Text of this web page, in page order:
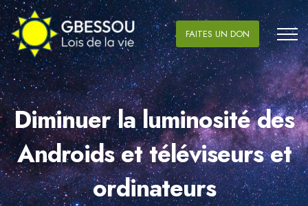
FAITES UN DON
Diminuer la luminosité des
Androids et téléviseurs et
ordinateurs